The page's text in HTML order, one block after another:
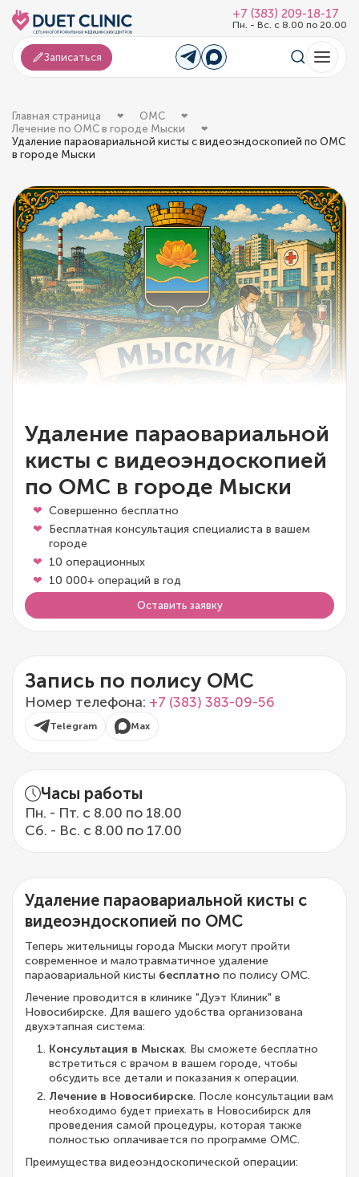
+7 (383) 209-18-17
Пн. - Вс. с 8.00 по 20.00
Записаться
Главная страница
ОМС
Лечение по ОМС в городе Мыски
Удаление параовариальной кисты с видеоэндоскопией по ОМС
в городе Мыски
Удаление параовариальной
кисты с видеоэндоскопией
по ОМС в городе Мыски
Совершенно бесплатно
Бесплатная консультация специалиста в вашем
городе
10 операционных
10 000+ операций в год
Оставить заявку
Запись по полису ОМС
Номер телефона: +7 (383) 383-09-56
Telegram Max
Часы работы
Пн. - Пт. с 8.00 по 18.00
Сб. - Вс. с 8.00 по 17.00
Удаление параовариальной кисты с
видеоэндоскопией по ОМС
Теперь жительницы города Мыски могут пройти
современное и малотравматичное удаление
параовариальной кисты бесплатно по полису ОМС.
Лечение проводится в клинике "Дуэт Клиник" в
Новосибирске. Для вашего удобства организована
двухэтапная система:
Консультация в Мысках. Вы сможете бесплатно
встретиться с врачом в вашем городе, чтобы
обсудить все детали и показания к операции.
Лечение в Новосибирске. После консультации вам
необходимо будет приехать в Новосибирск для
проведения самой процедуры, которая также
полностью оплачивается по программе ОМС.
Преимущества видеоэндоскопической операции: